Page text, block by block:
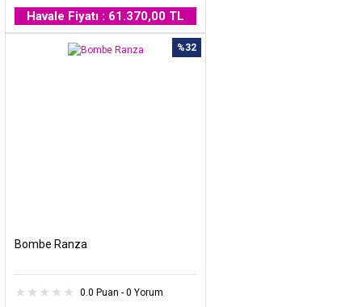
Havale Fiyatı : 61.370,00 TL
%32
Bombe Ranza
0.0 Puan - 0 Yorum